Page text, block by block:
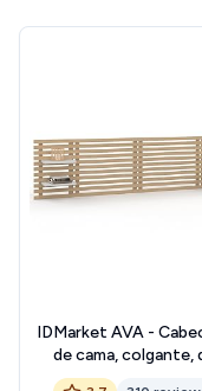
IDMarket AVA -
de cama, colgante,
listones (240 cm,